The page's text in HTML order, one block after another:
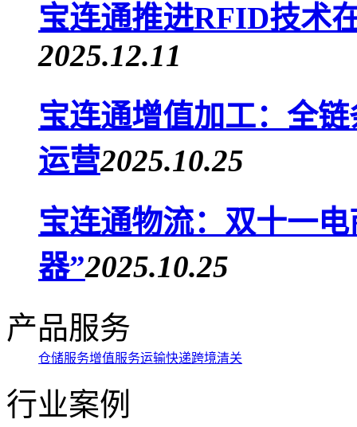
宝连通推进RFID技术
2025.12.11
宝连通增值加工：全
运营2025.10.25
宝连通物流：双十一
器”2025.10.25
产品服务
仓储服务增值服务运输快递跨境清关
行业案例